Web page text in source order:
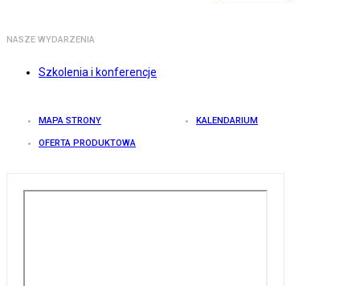
NASZE WYDARZENIA
Szkolenia i konferencje
MAPA STRONY KALENDARIUM
OFERTA PRODUKTOWA